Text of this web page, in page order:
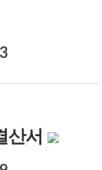
산서